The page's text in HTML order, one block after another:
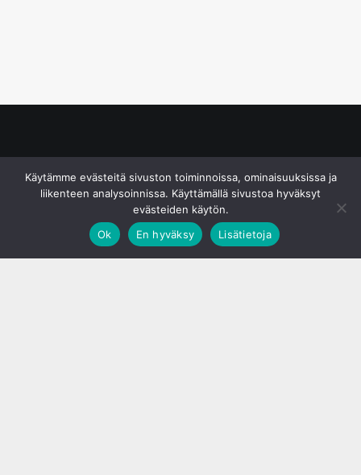
Käytämme evästeitä sivuston toiminnoissa, ominaisuuksissa ja
liikenteen analysoinnissa. Käyttämällä sivustoa hyväksyt
evästeiden käytön.
Ok
En hyväksy Lisätietoja